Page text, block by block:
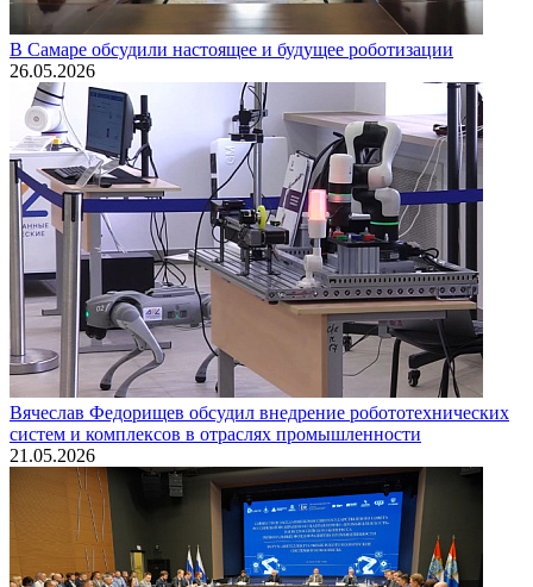
В Самаре обсудили настоящее и будущее роботизации
26.05.2026
Вячеслав Федорищев обсудил внедрение робототехнических
систем и комплексов в отраслях промышленности
21.05.2026